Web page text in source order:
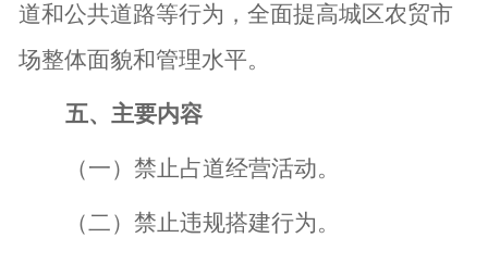
道和公共道路等行为，全面提高城区农贸市
场整体面貌和管理水平。
五、主要内容
（一） 禁止占道经营活动。
（二） 禁止违规搭建行为。